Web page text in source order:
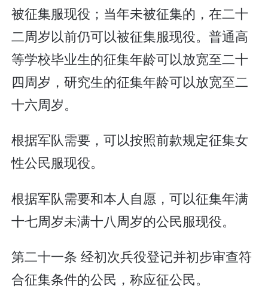
被征集服现役；当年未被征集的，在二十
二周岁以前仍可以被征集服现役。普通高
等学校毕业生的征集年龄可以放宽至二十
四周岁，研究生的征集年龄可以放宽至二
十六周岁。
根据军队需要，可以按照前款规定征集女
性公民服现役。
根据军队需要和本人自愿，可以征集年满
十七周岁未满十八周岁的公民服现役。
第二十一条 经初次兵役登记并初步审查符
合征集条件的公民，称应征公民。